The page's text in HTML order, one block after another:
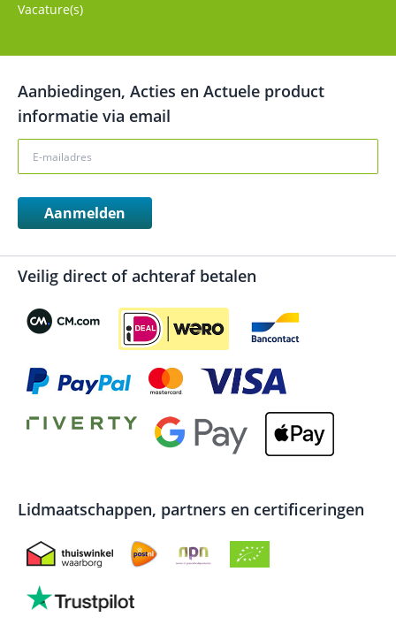
Vacature(s)
Aanbiedingen, Acties en Actuele product
informatie via email
Aanmelden
Veilig direct of achteraf betalen
Lidmaatschappen, partners en certificeringen